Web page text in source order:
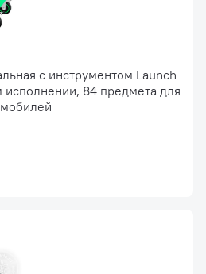
с инструментом Launch
исполнении, 84 предмета для